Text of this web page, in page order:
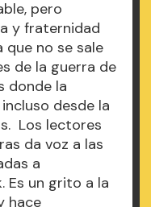
pero
y fraternidad
que no se sale
de la guerra de
donde la
desde la
Los lectores
da voz a las
a
Es un grito a la
hace